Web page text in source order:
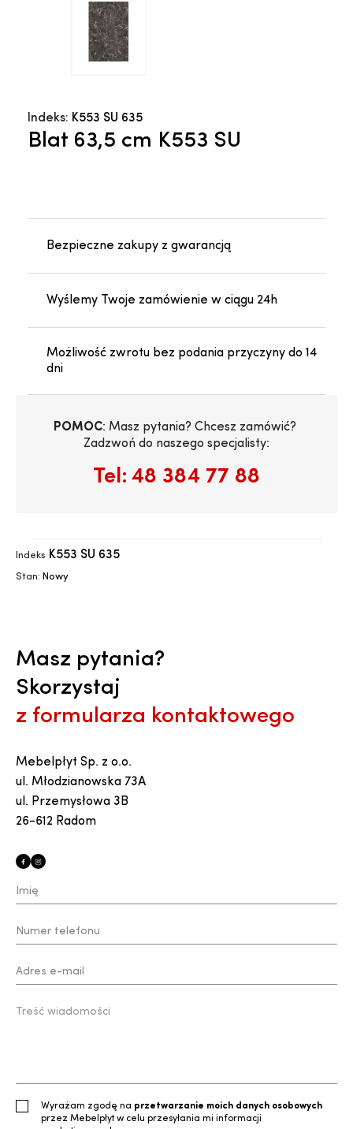
Indeks: K553 SU 635
Blat 63,5 cm K553 SU
Bezpieczne zakupy z gwarancją
Wyślemy Twoje zamówienie w ciągu 24h
Możliwość zwrotu bez podania przyczyny do 14
dni
POMOC: Masz pytania? Chcesz zamówić?
Zadzwoń do naszego specjalisty:
Tel: 48 384 77 88
Indeks K553 SU 635
Stan: Nowy
Masz pytania?
Skorzystaj
z formularza kontaktowego
Mebelpłyt Sp. z o.o.
ul. Młodzianowska 73A
ul. Przemysłowa 3B
26-612 Radom
Wyrażam zgodę na przetwarzanie moich danych osobowych
przez Mebelpłyt w celu przesyłania mi informacji